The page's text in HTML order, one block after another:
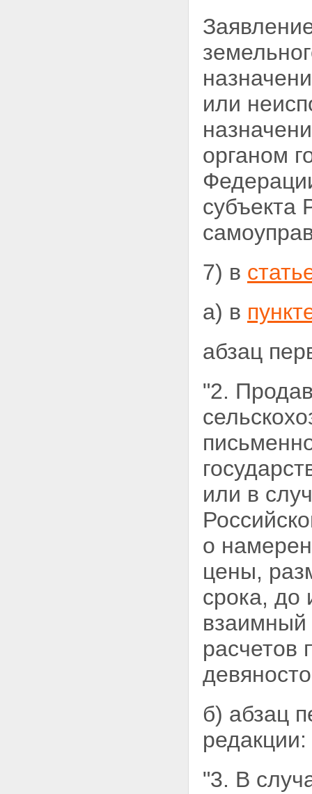
или
органом
субъекта
7) в
а) в
абзац
"2.
или в
о
цены,
срока, до
взаимный
расчетов
б) абзац
редакции:
"3. В